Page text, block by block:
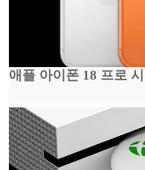
애플 아이폰 18 프로